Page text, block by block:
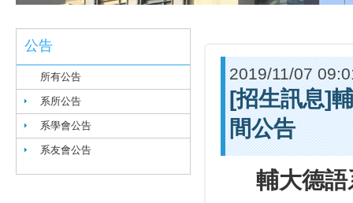
公告
所有公告
系所公告
系學會公告
系友會公告
2019/11/07
[招生訊息]
間公告
輔大德語